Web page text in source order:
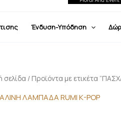
Ένδυση-Υπόδηση
σελίδα / Προϊόντα με ετικέτα
ΛΑΜΠΑΔΑ RUMI K-POP